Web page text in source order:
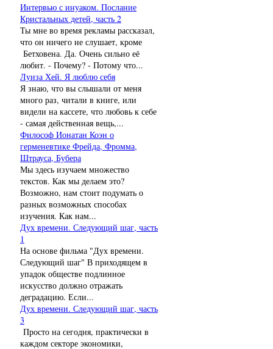
Интервью с инуаком. Послание
Кристальных детей, часть 2
Ты мне во время рекламы рассказал,
что он ничего не слушает, кроме
Бетховена. Да. Очень сильно её
любит. - Почему? - Потому что...
Луиза Хей. Я люблю себя
Я знаю, что вы слышали от меня
много раз, читали в книге, или
видели на кассете, что любовь к себе
- самая действенная вещь,...
Философ Ионатан Коэн о
герменевтике Фрейда, Фромма,
Штрауса, Бубера
Мы здесь изучаем множество
текстов. Как мы делаем это?
Возможно, нам стоит подумать о
разных возможных способах
изучения. Как нам...
Дух времени. Следующий шаг, часть
1
На основе фильма "Дух времени.
Следующий шаг" В приходящем в
упадок обществе подлинное
искусство должно отражать
деградацию. Если...
Дух времени. Следующий шаг, часть
3
Просто на сегодня, практически в
каждом секторе экономики,